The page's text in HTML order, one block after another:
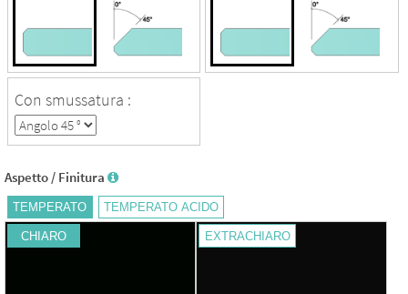
RAL
Con smussatura :
Aspetto / Finitura
TEMPERATO TEMPERATO ACIDO
CHIARO EXTRACHIARO